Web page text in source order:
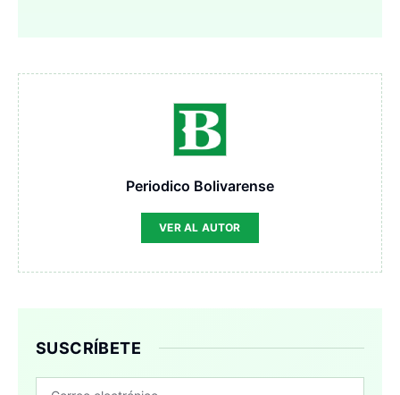
Periodico Bolivarense
VER AL AUTOR
SUSCRÍBETE